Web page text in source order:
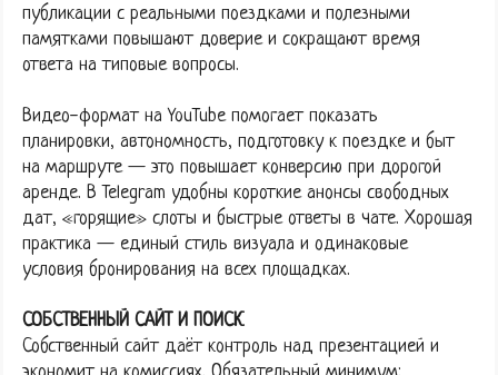
публикации с реальными поездками и полезными
памятками повышают доверие и сокращают время
ответа на типовые вопросы.
Видео-формат на YouTube помогает показать
планировки, автономность, подготовку к поездке и быт
на маршруте — это повышает конверсию при дорогой
аренде. В Telegram удобны короткие анонсы свободных
дат, «горящие» слоты и быстрые ответы в чате. Хорошая
практика — единый стиль визуала и одинаковые
условия бронирования на всех площадках.
СОБСТВЕННЫЙ САЙТ И ПОИСК
Собственный сайт даёт контроль над презентацией и